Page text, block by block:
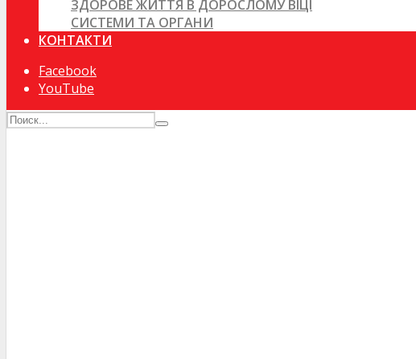
ЗДОРОВЕ ЖИТТЯ В ДОРОСЛОМУ ВІЦІ
СИСТЕМИ ТА ОРГАНИ
КОНТАКТИ
Facebook
YouTube